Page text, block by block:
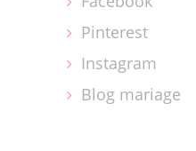
Pinterest
Instagram
Blog mariage